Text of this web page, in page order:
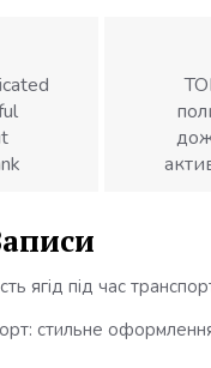
ягід під час
стильне